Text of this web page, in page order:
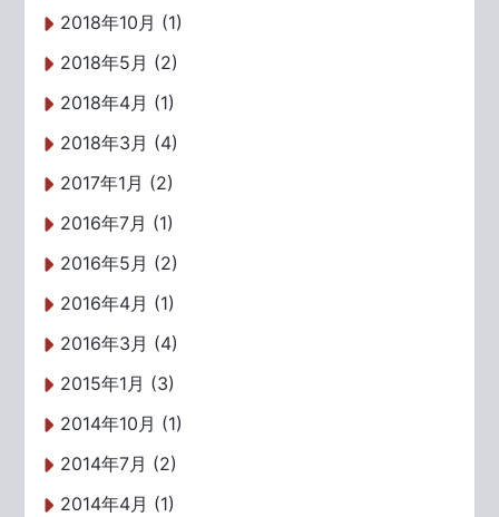
2018年10月 (1)
2018年5月 (2)
2018年4月 (1)
2018年3月 (4)
2017年1月 (2)
2016年7月 (1)
2016年5月 (2)
2016年4月 (1)
2016年3月 (4)
2015年1月 (3)
2014年10月 (1)
2014年7月 (2)
2014年4月 (1)